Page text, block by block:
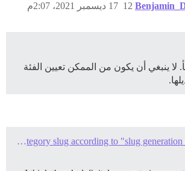
17 ديسمبر 2021، 2:07م 12
لا ينبغي أن يكون من الممكن تعيين الفئة
Allow or not accented characters in category slug according to "slug generation method" setting